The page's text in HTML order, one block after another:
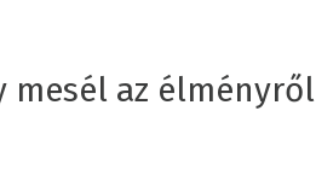
az élményről